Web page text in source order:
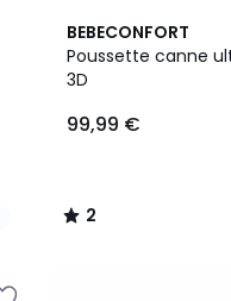
BEBECONFORT
Poussette canne
3D
99,99 €
2
/
5
2
/